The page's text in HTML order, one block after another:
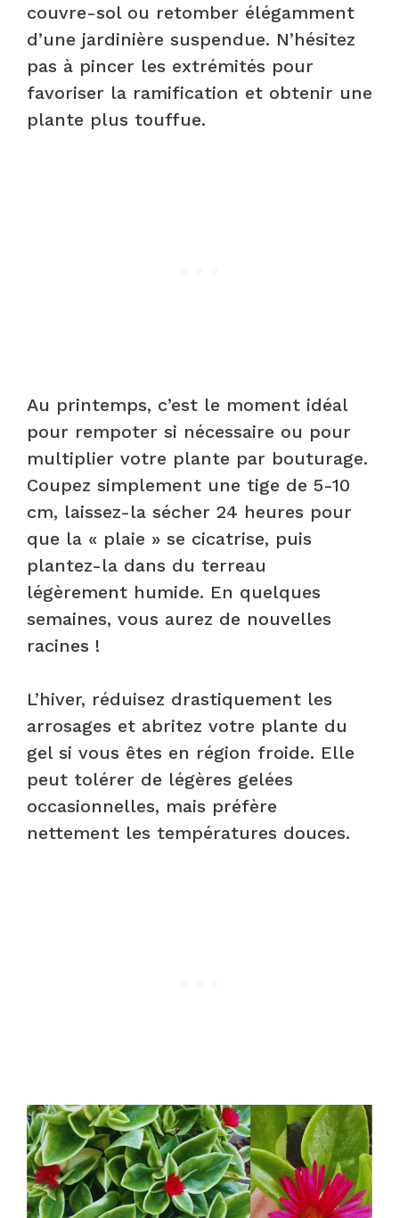
couvre-sol ou retomber élégamment
d’une jardinière suspendue. N’hésitez
pas à pincer les extrémités pour
favoriser la ramification et obtenir une
plante plus touffue.
Au printemps, c’est le moment idéal
pour rempoter si nécessaire ou pour
multiplier votre plante par bouturage.
Coupez simplement une tige de 5-10
cm, laissez-la sécher 24 heures pour
que la « plaie » se cicatrise, puis
plantez-la dans du terreau
légèrement humide. En quelques
semaines, vous aurez de nouvelles
racines !
L’hiver, réduisez drastiquement les
arrosages et abritez votre plante du
gel si vous êtes en région froide. Elle
peut tolérer de légères gelées
occasionnelles, mais préfère
nettement les températures douces.